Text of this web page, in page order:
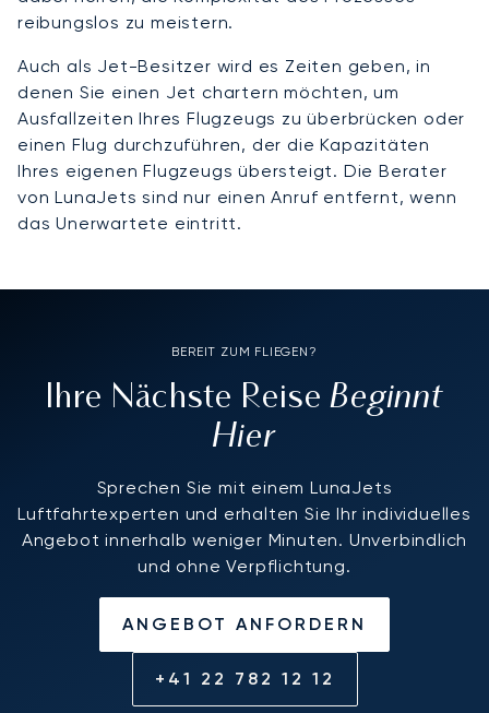
reibungslos zu meistern.
Auch als Jet-Besitzer wird es Zeiten geben, in
denen Sie einen Jet chartern möchten, um
Ausfallzeiten Ihres Flugzeugs zu überbrücken oder
einen Flug durchzuführen, der die Kapazitäten
Ihres eigenen Flugzeugs übersteigt. Die Berater
von LunaJets sind nur einen Anruf entfernt, wenn
das Unerwartete eintritt.
BEREIT ZUM FLIEGEN?
Ihre Nächste ReiseBeginnt
Hier
Sprechen Sie mit einem LunaJets
Luftfahrtexperten und erhalten Sie Ihr individuelles
Angebot innerhalb weniger Minuten. Unverbindlich
und ohne Verpflichtung.
ANGEBOT ANFORDERN
+41 22 782 12 12